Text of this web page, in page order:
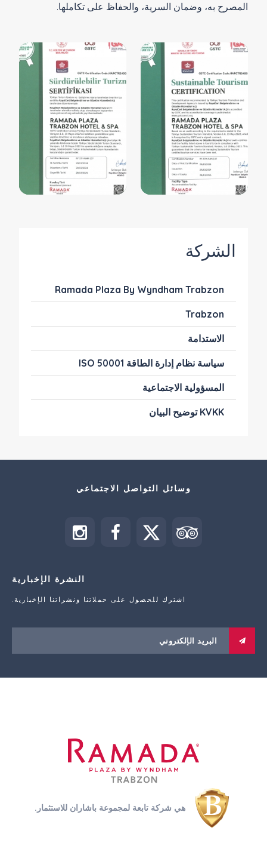
المصرح به، وضمان السرية، والحفاظ على تكاملها.
الشركة
Ramada Plaza By Wyndham Trabzon
Trabzon
الاستدامة
سياسة نظام إدارة الطاقة ISO 50001
المسؤولية الاجتماعية
KVKK توضيح البيان
وسائل التواصل الاجتماعي
النشرة الإخبارية
اشترك للحصول على حملاتنا ونشراتنا الإخبارية.
هي شركة تابعة لمجموعة باشاران للاستثمار.